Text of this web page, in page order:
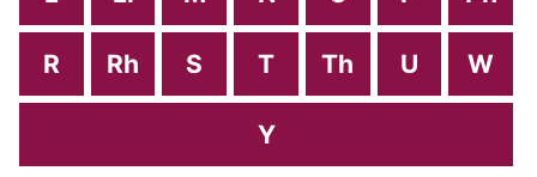
R Rh S T Th U W
Y